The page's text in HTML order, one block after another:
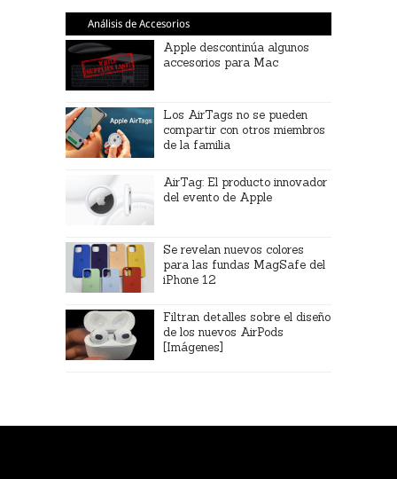
Análisis de Accesorios
Apple descontinúa algunos
accesorios para Mac
Los AirTags no se pueden
compartir con otros miembros
de la familia
AirTag: El producto innovador
del evento de Apple
Se revelan nuevos colores
para las fundas MagSafe del
iPhone 12
Filtran detalles sobre el diseño
de los nuevos AirPods
[Imágenes]